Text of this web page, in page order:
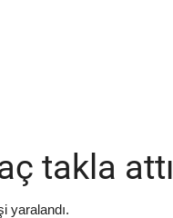
takla attı
yaralandı.